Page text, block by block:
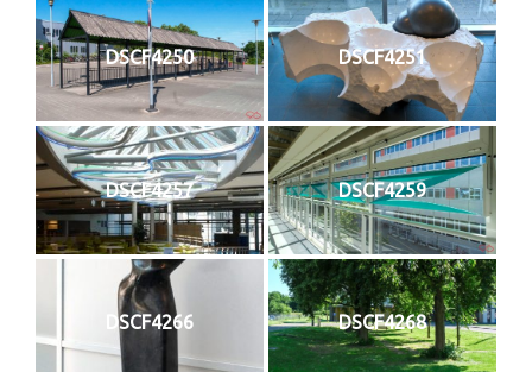
DSCF4250 DSCF4251
DSCF4257 DSCF4259
DSCF4266 DSCF4268